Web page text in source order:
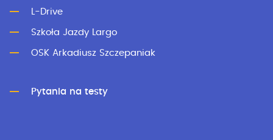
L-Drive
Szkoła Jazdy Largo
OSK Arkadiusz Szczepaniak
Pytania na testy